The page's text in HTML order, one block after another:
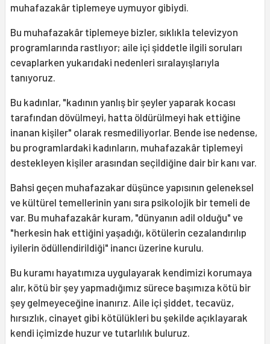
muhafazakâr tiplemeye uymuyor gibiydi.
Bu muhafazakâr tiplemeye bizler, sıklıkla televizyon
programlarında rastlıyor; aile içi şiddetle ilgili soruları
cevaplarken yukarıdaki nedenleri sıralayışlarıyla
tanıyoruz.
Bu kadınlar, "kadının yanlış bir şeyler yaparak kocası
tarafından dövülmeyi, hatta öldürülmeyi hak ettiğine
inanan kişiler" olarak resmediliyorlar. Bende ise nedense,
bu programlardaki kadınların, muhafazakâr tiplemeyi
destekleyen kişiler arasından seçildiğine dair bir kanı var.
Bahsi geçen muhafazakar düşünce yapısının geleneksel
ve kültürel temellerinin yanı sıra psikolojik bir temeli de
var. Bu muhafazakâr kuram, "dünyanın adil olduğu" ve
"herkesin hak ettiğini yaşadığı, kötülerin cezalandırılıp
iyilerin ödüllendirildiği" inancı üzerine kurulu.
Bu kuramı hayatımıza uygulayarak kendimizi korumaya
alır, kötü bir şey yapmadığımız sürece başımıza kötü bir
şey gelmeyeceğine inanırız. Aile içi şiddet, tecavüz,
hırsızlık, cinayet gibi kötülükleri bu şekilde açıklayarak
kendi içimizde huzur ve tutarlılık buluruz.